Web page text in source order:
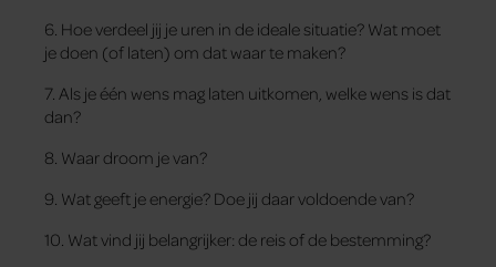
6. Hoe verdeel jij je uren in de ideale situatie? Wat moet
je doen (of laten) om dat waar te maken?
7. Als je één wens mag laten uitkomen, welke wens is dat
dan?
8. Waar droom je van?
9. Wat geeft je energie? Doe jij daar voldoende van?
10. Wat vind jij belangrijker: de reis of de bestemming?